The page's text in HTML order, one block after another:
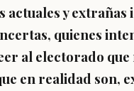
actuales y extrañas
quienes
al electorado que
en realidad son,